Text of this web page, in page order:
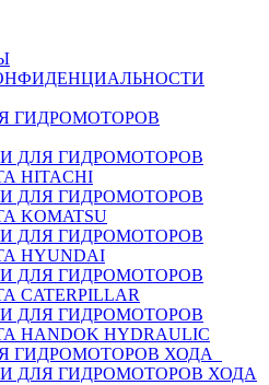
ГИДРОМОТОРОВ
ДЛЯ ГИДРОМОТОРОВ
HITACHI
ДЛЯ ГИДРОМОТОРОВ
KOMATSU
ДЛЯ ГИДРОМОТОРОВ
HYUNDAI
ДЛЯ ГИДРОМОТОРОВ
CATERPILLAR
ДЛЯ ГИДРОМОТОРОВ
HANDOK HYDRAULIC
ГИДРОМОТОРОВ ХОДА
ДЛЯ ГИДРОМОТОРОВ ХОДА